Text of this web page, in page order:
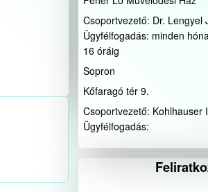
Csoportvezető: Dr. Lengyel
Ügyfélfogadás: minden
16 óráig
Sopron
Kőfaragó tér 9.
Csoportvezető: Kohlhauser
Ügyfélfogadás: